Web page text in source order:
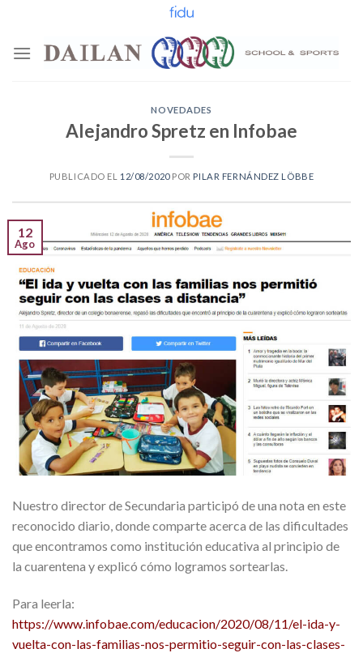
content
NOVEDADES
Alejandro Spretz en Infobae
PUBLICADO EL 12/08/2020POR PILAR FERNÁNDEZ LÖBBE
12
Ago
Nuestro director de Secundaria participó de una nota en este
reconocido diario, donde comparte acerca de las dificultades
que encontramos como institución educativa al principio de
la cuarentena y explicó cómo logramos sortearlas.
Para leerla:
https://www.infobae.com/educacion/2020/08/11/el-ida-y-
vuelta-con-las-familias-nos-permitio-seguir-con-las-clases-